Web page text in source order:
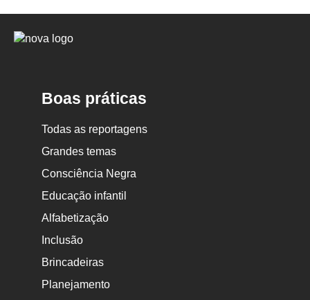
Logo
Boas práticas
Todas as reportagens
Grandes temas
Consciência Negra
Educação infantil
Alfabetização
Inclusão
Brincadeiras
Planejamento